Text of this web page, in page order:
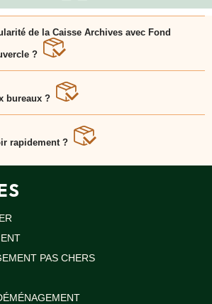
de la Caisse Archives avec Fond
?
couvercle intégré pour une
bureaux ?
rapidement ?
maintenant et recevez vos caisses
PAS CHERS